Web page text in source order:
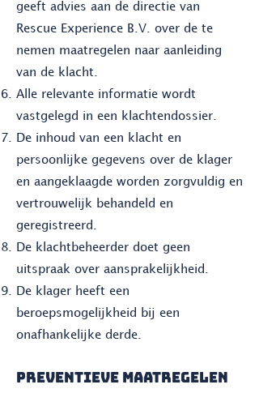
geeft advies aan de directie van
Rescue Experience B.V. over de te
nemen maatregelen naar aanleiding
van de klacht.
Alle relevante informatie wordt
vastgelegd in een klachtendossier.
De inhoud van een klacht en
persoonlijke gegevens over de klager
en aangeklaagde worden zorgvuldig en
vertrouwelijk behandeld en
geregistreerd.
De klachtbeheerder doet geen
uitspraak over aansprakelijkheid.
De klager heeft een
beroepsmogelijkheid bij een
onafhankelijke derde.
PREVENTIEVE MAATREGELEN